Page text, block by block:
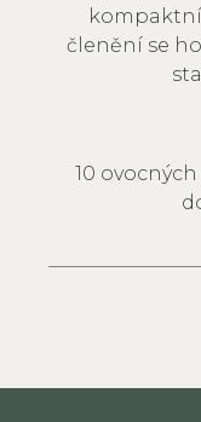
členění se
10